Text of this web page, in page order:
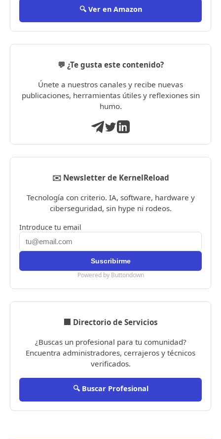
🔍 Ver en Amazon
💬 ¿Te gusta este contenido?
Únete a nuestros canales y recibe nuevas
publicaciones, herramientas útiles y reflexiones sin
humo.
✉️ Newsletter de KernelReload
Tecnología con criterio. IA, software, hardware y
ciberseguridad, sin hype ni rodeos.
Introduce tu email
Powered by Buttondown
🏢 Directorio de Servicios
¿Buscas un profesional para tu comunidad?
Encuentra administradores, cerrajeros y técnicos
verificados.
🔍 Buscar Profesional